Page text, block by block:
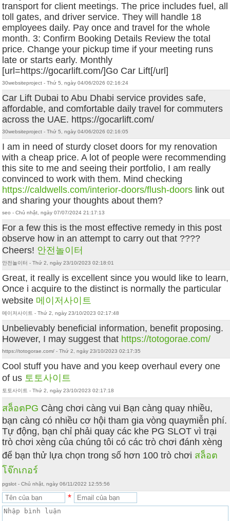
transport for client meetings. The price includes fuel, all
toll gates, and driver service. They will handle 18
employees daily. Pay once and travel for the whole
month. 3: Confirm Booking Details Review the total
price. Change your pickup time if your meeting runs
late or starts early. Monthly
[url=https://gocarlift.com/]Go Car Lift[/url]
30websiteproject - Thứ 5, ngày 04/06/2026 02:16:24
Car Lift Dubai to Abu Dhabi service provides safe,
affordable, and comfortable daily travel for commuters
across the UAE. https://gocarlift.com/
30websiteproject - Thứ 5, ngày 04/06/2026 02:16:05
I am in need of sturdy closet doors for my renovation
with a cheap price. A lot of people were recommending
this site to me and seeing their portfolio, I am really
convinced to work with them. Mind checking
https://caldwells.com/interior-doors/flush-doors link out
and sharing your thoughts about them?
seo - Chủ nhật, ngày 07/07/2024 21:17:13
For a few this is the most effective remedy in this post
observe how in an attempt to carry out that ????
Cheers! 안전놀이터
안전놀이터 - Thứ 2, ngày 23/10/2023 02:18:01
Great, it really is excellent since you would like to learn,
Once i acquire to the distinct is normally the particular
website 메이저사이트
메이저사이트 - Thứ 2, ngày 23/10/2023 02:17:48
Unbelievably beneficial information, benefit proposing.
However, I may suggest that https://totogorae.com/
https://totogorae.com/ - Thứ 2, ngày 23/10/2023 02:17:35
Cool stuff you have and you keep overhaul every one
of us 토토사이트
토토사이트 - Thứ 2, ngày 23/10/2023 02:17:18
สล็อตPG Càng chơi càng vui Bạn càng quay nhiều,
bạn càng có nhiều cơ hội tham gia vòng quaymiễn phí.
Tự động, bạn chỉ phải quay các khe PG SLOT vì trại
trò chơi xèng của chúng tôi có các trò chơi đánh xèng
để bạn thử lựa chọn trong số hơn 100 trò chơi สล็อต
โจ๊กเกอร์
pgslot - Chủ nhật, ngày 06/11/2022 12:55:56
*